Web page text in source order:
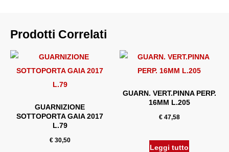
Prodotti Correlati
GUARNIZIONE
SOTTOPORTA GAIA 2017
L.79
€30,50
GUARN. VERT.PINNA PERP.
16MM L.205
€47,58
Leggi tutto